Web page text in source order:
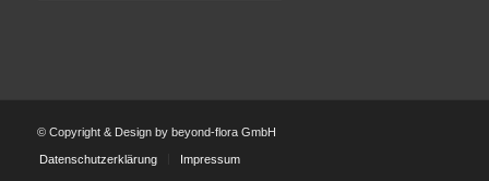
© Copyright & Design by beyond-flora GmbH
Datenschutzerklärung Impressum